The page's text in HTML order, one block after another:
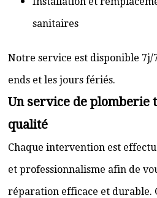
sanitaires
Notre service est disponible 7j/
ends et les jours fériés.
Un service de plomberie
qualité
Chaque intervention est
et professionnalisme afin de
réparation efficace et durable.